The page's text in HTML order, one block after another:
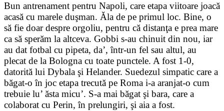
Bun antrenament pentru Napoli, care etapa viitoare joacă
acasă cu marele duşman. Ăla de pe primul loc. Bine, o
să fie doar despre orgoliu, pentru că distanţa e prea mare
ca să sperăm la altceva. Gobbi s-au chinuit din nou, iar
au dat fotbal cu pipeta, da’, într-un fel sau altul, au
plecat de la Bologna cu toate punctele. A fost 1-0,
datorită lui Dybala şi Helander. Suedezul simpatic care a
băgat-o în joc etapa trecută pe Roma i-a aranjat-o cum
trebuie lu’ ăsta micu’. S-a mai băgat şi bara, care a
colaborat cu Perin, în prelungiri, şi aia a fost.